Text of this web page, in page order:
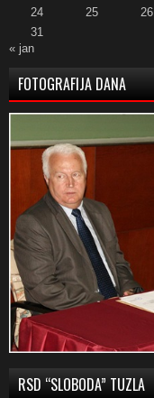
24
25 26
31
« jan
FOTOGRAFIJA DANA
RSD “SLOBODA” TUZLA